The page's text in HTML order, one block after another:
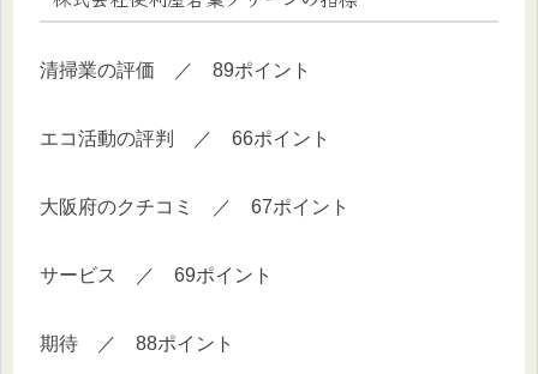
清掃業の評価 ／ 89ポイント
エコ活動の評判 ／ 66ポイント
大阪府のクチコミ ／ 67ポイント
サービス ／ 69ポイント
期待 ／ 88ポイント